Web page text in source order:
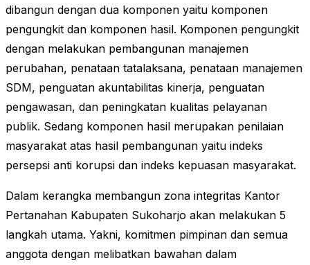
dibangun dengan dua komponen yaitu komponen
pengungkit dan komponen hasil. Komponen pengungkit
dengan melakukan pembangunan manajemen
perubahan, penataan tatalaksana, penataan manajemen
SDM, penguatan akuntabilitas kinerja, penguatan
pengawasan, dan peningkatan kualitas pelayanan
publik. Sedang komponen hasil merupakan penilaian
masyarakat atas hasil pembangunan yaitu indeks
persepsi anti korupsi dan indeks kepuasan masyarakat.
Dalam kerangka membangun zona integritas Kantor
Pertanahan Kabupaten Sukoharjo akan melakukan 5
langkah utama. Yakni, komitmen pimpinan dan semua
anggota dengan melibatkan bawahan dalam